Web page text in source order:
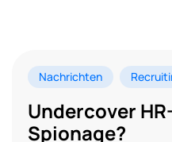
Nachrichten
Undercover
Spionage?